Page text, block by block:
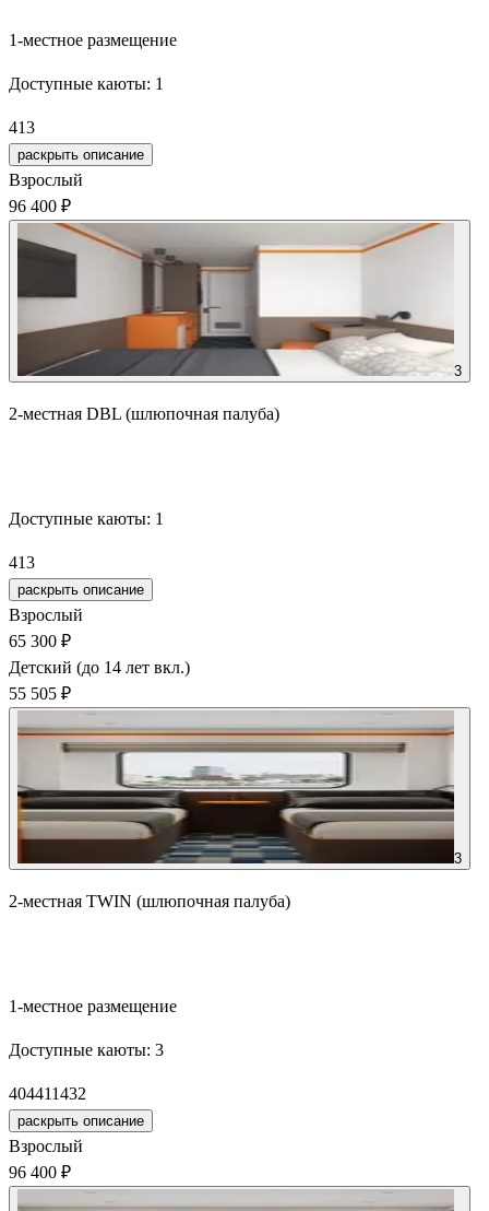
1-местное размещение
Доступные каюты: 1
413
раскрыть описание
Взрослый
96 400 ₽
3
2-местная DBL (шлюпочная палуба)
Доступные каюты: 1
413
раскрыть описание
Взрослый
65 300 ₽
Детский (до 14 лет вкл.)
55 505 ₽
3
2-местная TWIN (шлюпочная палуба)
1-местное размещение
Доступные каюты: 3
404411432
раскрыть описание
Взрослый
96 400 ₽